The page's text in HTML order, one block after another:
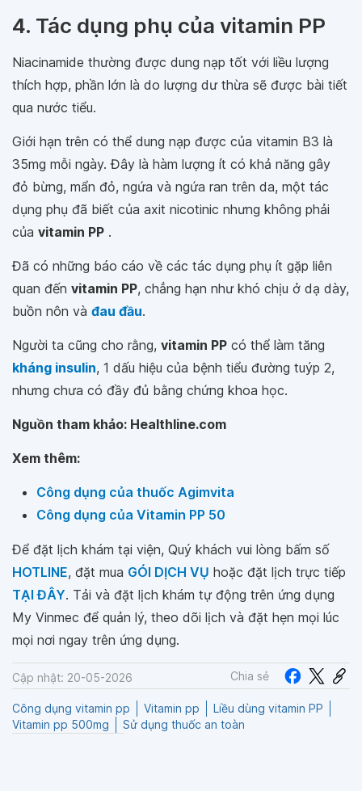
4. Tác dụng phụ của vitamin PP
Niacinamide thường được dung nạp tốt với liều lượng
thích hợp, phần lớn là do lượng dư thừa sẽ được bài tiết
qua nước tiểu.
Giới hạn trên có thể dung nạp được của vitamin B3 là
35mg mỗi ngày. Đây là hàm lượng ít có khả năng gây
đỏ bừng, mẩn đỏ, ngứa và ngứa ran trên da, một tác
dụng phụ đã biết của axit nicotinic nhưng không phải
của vitamin PP .
Đã có những báo cáo về các tác dụng phụ ít gặp liên
quan đến vitamin PP, chẳng hạn như khó chịu ở dạ dày,
buồn nôn và đau đầu.
Người ta cũng cho rằng, vitamin PP có thể làm tăng
kháng insulin, 1 dấu hiệu của bệnh tiểu đường tuýp 2,
nhưng chưa có đầy đủ bằng chứng khoa học.
Nguồn tham khảo: Healthline.com
Xem thêm:
Công dụng của thuốc Agimvita
Công dụng của Vitamin PP 50
Để đặt lịch khám tại viện, Quý khách vui lòng bấm số
HOTLINE, đặt mua GÓI DỊCH VỤ hoặc đặt lịch trực tiếp
TẠI ĐÂY. Tải và đặt lịch khám tự động trên ứng dụng
My Vinmec để quản lý, theo dõi lịch và đặt hẹn mọi lúc
mọi nơi ngay trên ứng dụng.
Cập nhật: 20-05-2026 Chia sẻ
Công dụng vitamin pp Vitamin pp
Liều dùng vitamin PP
Vitamin pp 500mg
Sử dụng thuốc an toàn